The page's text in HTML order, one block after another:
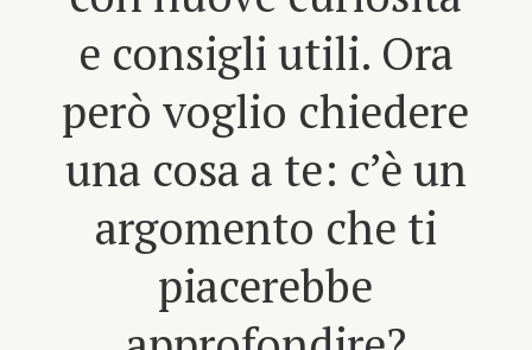
e consigli utili. Ora
però voglio chiedere
una cosa a te: c’è un
argomento che ti
piacerebbe